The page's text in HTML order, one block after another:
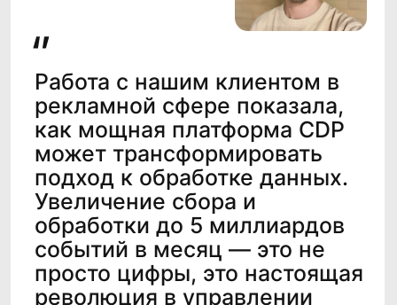
согласие
на обработку персональных данных и
ознакомлен (а) с
конфиденциальности
Нажимая кнопку "Запросить", я даюсогласие
на получение рассылки рекламно-
информационных материалов
Запросить
Контакты